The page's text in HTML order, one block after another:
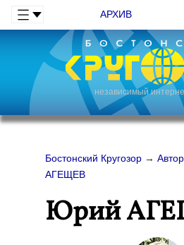
АРХИВ
независимый
Бостонский Кругозор →
АГЕЩЕВ
Юрий